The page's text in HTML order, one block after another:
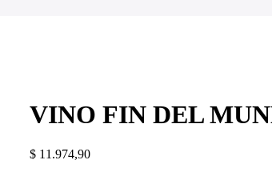
VINO FIN DEL
$11.974,90